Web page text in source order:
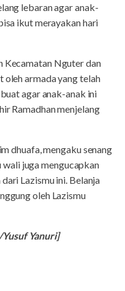
lebaran agar anak-
ikut merayakan hari
Kecamatan Nguter dan
oleh armada yang telah
agar anak-anak ini
Ramadhan menjelang
dhuafa, mengaku senang
wali juga mengucapkan
Lazismu ini. Belanja
oleh Lazismu
Yusuf Yanuri]